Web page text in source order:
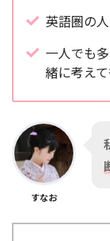
英語圏の
一人でも
緒に考え
すなお